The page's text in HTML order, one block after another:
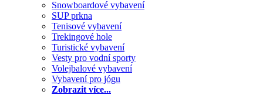
Snowboardové vybavení
SUP prkna
Tenisové vybavení
Trekingové hole
Turistické vybavení
Vesty pro vodní sporty
Volejbalové vybavení
Vybavení pro jógu
Zobrazit více...